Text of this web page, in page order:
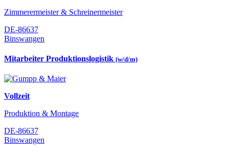
Zimmerermeister & Schreinermeister
DE-86637
Binswangen
Mitarbeiter Produktionslogistik (w/d/m)
Vollzeit
Produktion & Montage
DE-86637
Binswangen